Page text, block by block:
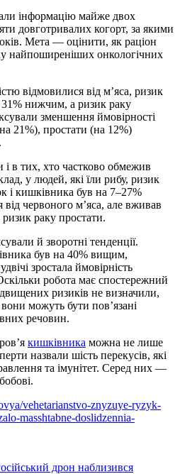
інформацію майже двох
довготривалих когорт, за якими
Мета — оцінити, як раціон
найпоширеніших онкологічних
відмовилися від м’яса, ризик
нижчим, а ризик раку
зменшення ймовірності
21%), простати (на 12%)
в тих, хто частково обмежив
у людей, які їли рибу, ризик
і кишківника був на 7–27%
червоного м’яса, але вживав
раку простати.
й зворотні тенденції.
був на 40% вищим,
зростала ймовірність
робота має спостережний
ризиків не визначили,
можуть бути пов’язані
речовин.
кишківника можна не лише
назвали шість перекусів, які
та імунітет. Серед них —
vehetarianstvo-znyzuye-ryzyk-
masshtabne-doslidzennia-
дрон наблизився